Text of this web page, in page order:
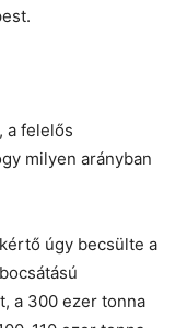
a felelős
milyen arányban
úgy becsülte a
a 300 ezer tonna